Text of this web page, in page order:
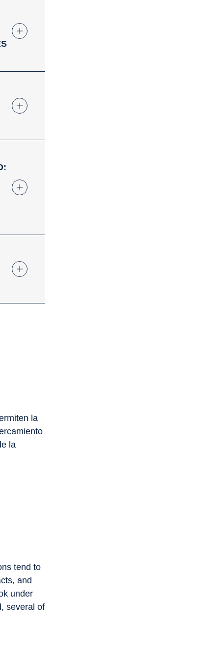
la
la
tend to
and
under
several of